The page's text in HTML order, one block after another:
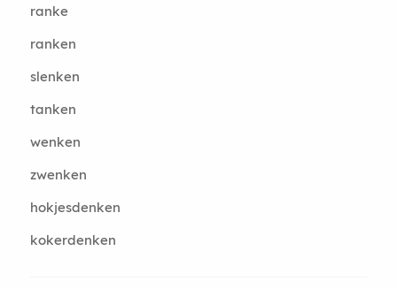
ranke
ranken
slenken
tanken
wenken
zwenken
hokjesdenken
kokerdenken